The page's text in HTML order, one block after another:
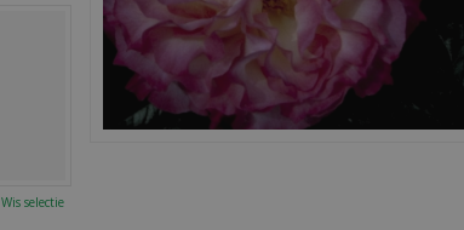
Wis selectie